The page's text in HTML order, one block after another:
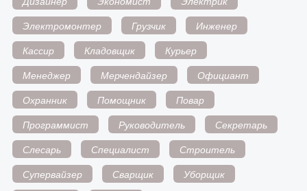
Электромонтер
Грузчик
Инженер
Кассир
Кладовщик
Курьер
Менеджер
Мерчендайзер
Официант
Охранник
Помощник
Повар
Программист
Руководитель
Секретарь
Слесарь
Специалист
Строитель
Супервайзер
Сварщик
Уборщик